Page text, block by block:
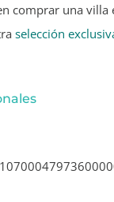
comprar una villa
selección